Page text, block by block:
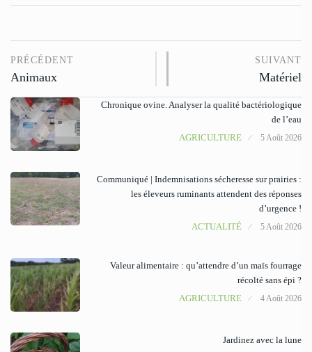
PRÉCÉDENT
Animaux
SUIVANT
Matériel
Chronique ovine. Analyser la qualité bactériologique
de l’eau
AGRICULTURE
5 Août 2026
Communiqué | Indemnisations sécheresse sur prairies :
les éleveurs ruminants attendent des réponses
d’urgence !
ACTUALITÉ
5 Août 2026
Valeur alimentaire : qu’attendre d’un maïs fourrage
récolté sans épi ?
AGRICULTURE
4 Août 2026
Jardinez avec la lune